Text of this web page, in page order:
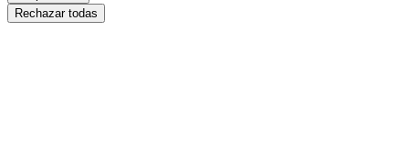
Rechazar todas